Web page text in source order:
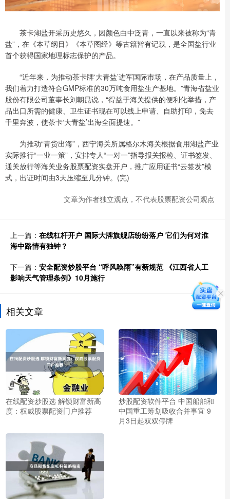
茶卡湖盐开采历史悠久，因颜色白中泛青，一直以来被称为“青
盐”，在《本草纲目》《本草图经》等古籍皆有记载，是全国盐行业
首个获得国家地理标志保护的产品。
“近年来，为推动茶卡牌‘大青盐’进军国际市场，在产品质量上，
我们着力打造符合GMP标准的30万吨食用盐生产基地。”青海省盐业
股份有限公司董事长刘朝昆说，“得益于海关提供的便利化举措，产
品出口所需的健康、卫生证书现在可以线上申请、自助打印，免去
千里奔波，使茶卡‘大青盐’出海全面提速。”
为推动“青货出海”，西宁海关所属格尔木海关根据食用湖盐产业
实际推行“一业一策”，安排专人“一对一”指导报关报检、证书签发、
通关放行等海关业务股票配资实盘开户，推广应用证书“云签发”模
式，出证时间由3天压缩至几分钟。(完)
文章为作者独立观点，不代表股票配资公司观点
上一篇： 在线杠杆开户 国际大牌旗舰店纷纷落户 它们为何对淮
海中路情有独钟？
下一篇： 安全配资炒股平台 “呼风唤雨”有新规范 《江西省人工
影响天气管理条例》10月施行
相关文章
在线配资炒股选 解锁财富新高
度：权威股票配资门户推荐
炒股配资软件平台 中国船舶和
中国重工筹划吸收合并事宜 9
月3日起双双停牌